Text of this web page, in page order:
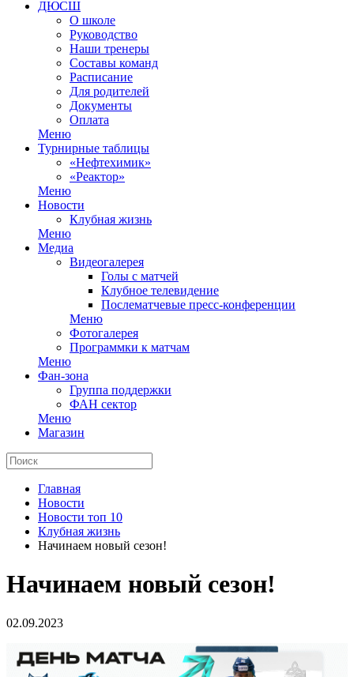
ДЮСШ
О школе
Руководство
Наши тренеры
Составы команд
Расписание
Для родителей
Документы
Оплата
Меню
Турнирные таблицы
«Нефтехимик»
«Реактор»
Меню
Новости
Клубная жизнь
Меню
Медиа
Видеогалерея
Голы с матчей
Клубное телевидение
Послематчевые пресс-конференции
Меню
Фотогалерея
Программки к матчам
Меню
Фан-зона
Группа поддержки
ФАН сектор
Меню
Магазин
Главная
Новости
Новости топ 10
Клубная жизнь
Начинаем новый сезон!
Начинаем новый сезон!
02.09.2023